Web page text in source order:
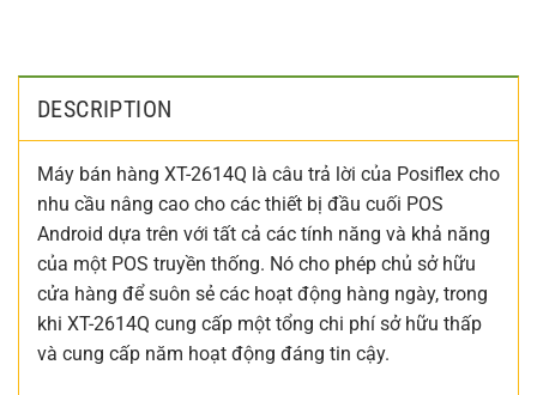
DESCRIPTION
Máy bán hàng XT-2614Q là câu trả lời của Posiflex cho
nhu cầu nâng cao cho các thiết bị đầu cuối POS
Android dựa trên với tất cả các tính năng và khả năng
của một POS truyền thống. Nó cho phép chủ sở hữu
cửa hàng để suôn sẻ các hoạt động hàng ngày, trong
khi XT-2614Q cung cấp một tổng chi phí sở hữu thấp
và cung cấp năm hoạt động đáng tin cậy.